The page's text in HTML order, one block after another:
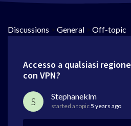
Discussions > General > Off-topic
Accesso a qualsiasi regione
con VPN?
S Stephaneklm
started a topic5 years ago